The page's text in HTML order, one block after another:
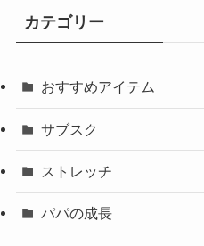
カテゴリー
おすすめアイテム
サブスク
ストレッチ
パパの成長